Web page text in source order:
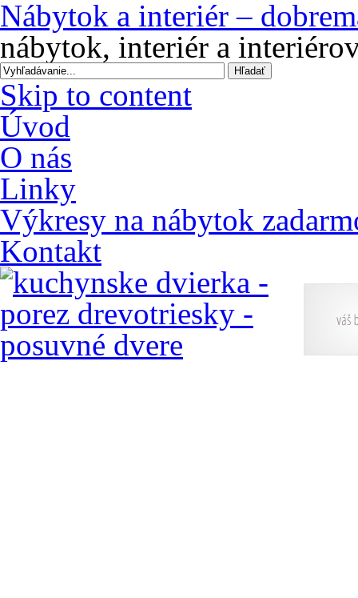
Nábytok a interiér –
nábytok, interiér a
Skip to content
Úvod
O nás
Linky
Výkresy na nábytok
Kontakt